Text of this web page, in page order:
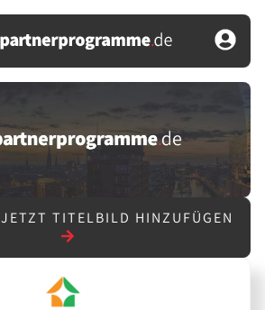
JETZT TITELBILD HINZUFÜGEN